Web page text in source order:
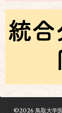
©2026 鳥取大学